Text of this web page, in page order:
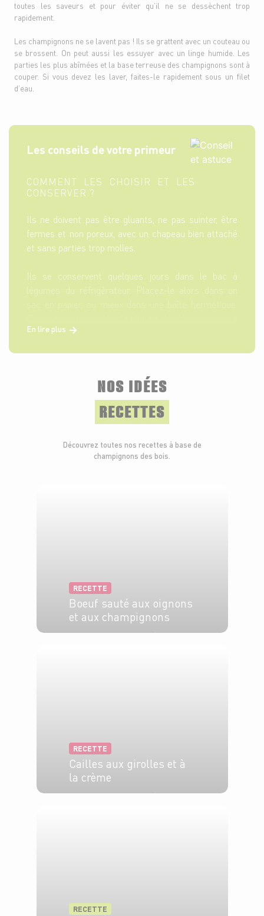
toutes les saveurs et pour éviter qu’il ne se dessèchent trop
rapidement.
Les champignons ne se lavent pas ! Ils se grattent avec un couteau ou
se brossent. On peut aussi les essuyer avec un linge humide. Les
parties les plus abîmées et la base terreuse des champignons sont à
couper. Si vous devez les laver, faites-le rapidement sous un filet
d’eau.
Les conseils de votre primeur
COMMENT LES CHOISIR ET LES
CONSERVER ?
Ils ne doivent pas être gluants, ne pas suinter, être
fermes et non poreux, avec un chapeau bien attaché
et sans parties trop molles.
Ils se conservent quelques jours dans le bac à
légumes du réfrigérateur. Placez-le alors dans un
sac en papier, ou mieux dans une boîte hermétique.
condition de les faire pré cuire au 1/4 de leur cuisson
En lire plus
NOS IDÉES
RECETTES
Découvrez toutes nos recettes à base de
champignons des bois.
RECETTE
Boeuf sauté aux oignons
et aux champignons
RECETTE
Cailles aux girolles et à
la crème
RECETTE